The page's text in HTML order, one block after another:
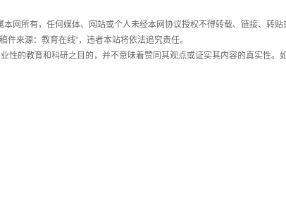
网所有，任何媒体、网站或个人未经本网协议授权不得转载、链接、转贴
来源：教育在线”，违者本站将依法追究责任。
的教育和科研之目的，并不意味着赞同其观点或证实其内容的真实性。